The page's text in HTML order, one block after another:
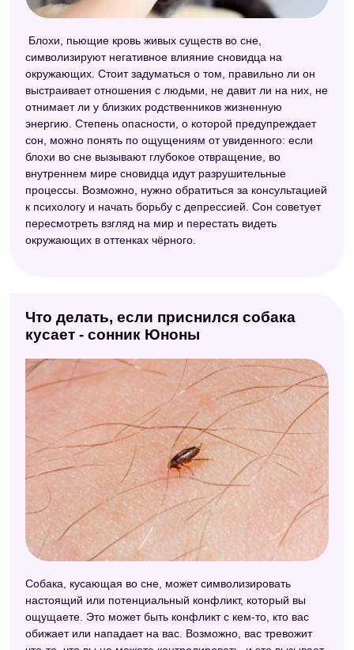
Блохи, пьющие кровь живых существ во сне,
символизируют негативное влияние сновидца на
окружающих. Стоит задуматься о том, правильно ли он
выстраивает отношения с людьми, не давит ли на них, не
отнимает ли у близких родственников жизненную
энергию. Степень опасности, о которой предупреждает
сон, можно понять по ощущениям от увиденного: если
блохи во сне вызывают глубокое отвращение, во
внутреннем мире сновидца идут разрушительные
процессы. Возможно, нужно обратиться за консультацией
к психологу и начать борьбу с депрессией. Сон советует
пересмотреть взгляд на мир и перестать видеть
окружающих в оттенках чёрного.
Что делать, если приснился собака
кусает - сонник Юноны
Собака, кусающая во сне, может символизировать
настоящий или потенциальный конфликт, который вы
ощущаете. Это может быть конфликт с кем-то, кто вас
обижает или нападает на вас. Возможно, вас тревожит